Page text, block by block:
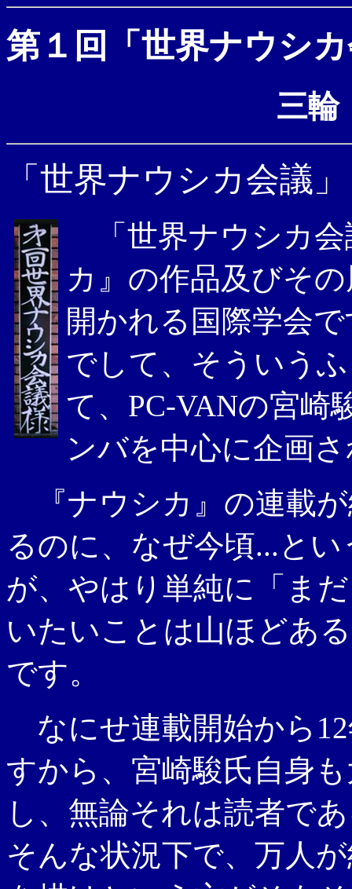
第１回「世界ナウシ
三輪
「世界ナウシカ会議
「世界ナウシカ会
カ』の作品及びそ
開かれる国際学会
でして、そういう
て、PC-VANの宮崎
ンバを中心に企画
『ナウシカ』の連載
るのに、なぜ今頃...と
が、やはり単純に「ま
いたいことは山ほどあ
です。
なにせ連載開始から
すから、宮崎駿氏自身
し、無論それは読者で
そんな状況下で、万人